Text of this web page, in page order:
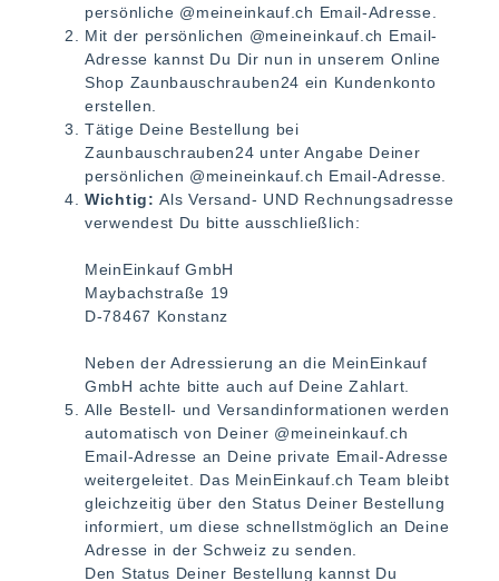
persönliche @meineinkauf.ch Email-Adresse.
Mit der persönlichen @meineinkauf.ch Email-
Adresse kannst Du Dir nun in unserem Online
Shop Zaunbauschrauben24 ein Kundenkonto
erstellen.
Tätige Deine Bestellung bei
Zaunbauschrauben24 unter Angabe Deiner
persönlichen @meineinkauf.ch Email-Adresse.
Wichtig: Als Versand- UND Rechnungsadresse
verwendest Du bitte ausschließlich:
MeinEinkauf GmbH
Maybachstraße 19
D-78467 Konstanz
Neben der Adressierung an die MeinEinkauf
GmbH achte bitte auch auf Deine Zahlart.
Alle Bestell- und Versandinformationen werden
automatisch von Deiner @meineinkauf.ch
Email-Adresse an Deine private Email-Adresse
weitergeleitet. Das MeinEinkauf.ch Team bleibt
gleichzeitig über den Status Deiner Bestellung
informiert, um diese schnellstmöglich an Deine
Adresse in der Schweiz zu senden.
Den Status Deiner Bestellung kannst Du